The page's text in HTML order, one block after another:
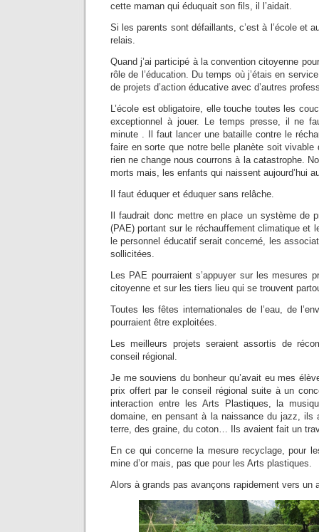
cette maman qui éduquait son fils, il l’aidait.
Si les parents sont défaillants, c’est à l’école et
relais.
Quand j’ai participé à la convention citoyenne
rôle de l’éducation. Du temps où j’étais en
de projets d’action éducative avec d’autres
L’école est obligatoire, elle touche toutes les
exceptionnel à jouer. Le temps presse, il ne
minute . Il faut lancer une bataille contre le
faire en sorte que notre belle planète soit
rien ne change nous courrons à la catastrophe.
morts mais, les enfants qui naissent aujourd’hui
Il faut éduquer et éduquer sans relâche.
Il faudrait donc mettre en place un système de
(PAE) portant sur le réchauffement climatique et
le personnel éducatif serait concerné, les
sollicitées.
Les PAE pourraient s’appuyer sur les mesures
citoyenne et sur les tiers lieu qui se trouvent
Toutes les fêtes internationales de l’eau, de
pourraient être exploitées.
Les meilleurs projets seraient assortis de
conseil régional.
Je me souviens du bonheur qu’avait eu mes
prix offert par le conseil régional suite à un
interaction entre les Arts Plastiques, la
domaine, en pensant à la naissance du jazz, ils
terre, des graine, du coton… Ils avaient fait un
En ce qui concerne la mesure recyclage, pour
mine d’or mais, pas que pour les Arts plastiques.
Alors à grands pas avançons rapidement vers un